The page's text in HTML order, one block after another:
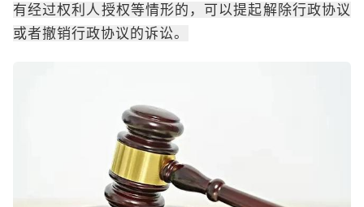
有经过权利人授权等情形的，可以提起解除行政协议
或者撤销行政协议的诉讼。